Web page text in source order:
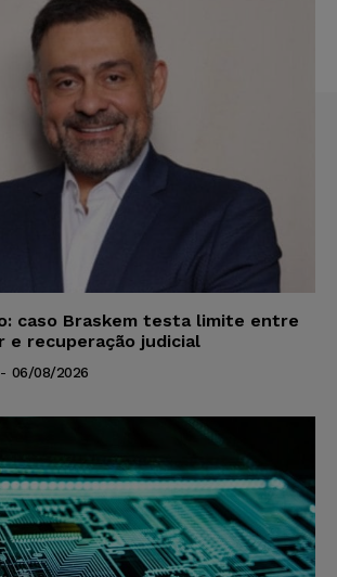
caso Braskem testa limite entre
recuperação judicial
- 06/08/2026